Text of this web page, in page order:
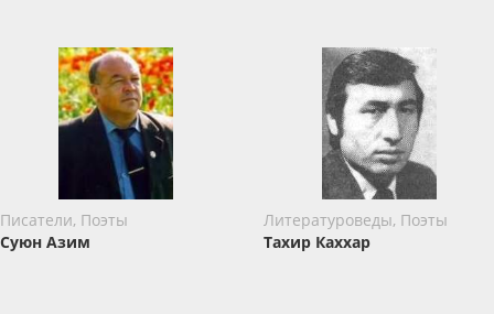
Писатели, Поэты
Суюн Азим
Литературоведы, Поэты
Тахир Каххар